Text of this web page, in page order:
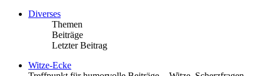
Diverses
Themen
Beiträge
Letzter Beitrag
Witze-Ecke